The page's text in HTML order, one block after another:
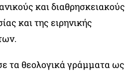
και διαθρησκειακούς
και της ειρηνικής
τα θεολογικά γράμματα ως